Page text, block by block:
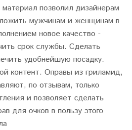
позволил дизайнерам
мужчинам и женщинам в
новое качество -
срок службы. Сделать
удобнейшую посадку.
контент. Оправы из гриламид,
по отзывам, только
и позволяет сделать
для очков в пользу этого